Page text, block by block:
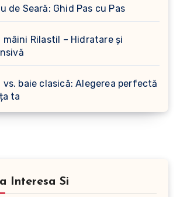
de Seară: Ghid Pas cu Pas
mâini Rilastil – Hidratare și
vs. baie clasică: Alegerea perfectă
ta
Interesa Si